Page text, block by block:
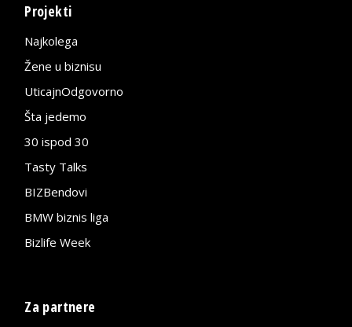
Projekti
Najkolega
Žene u biznisu
UticajnOdgovorno
Šta jedemo
30 ispod 30
Tasty Talks
BIZBendovi
BMW biznis liga
Bizlife Week
Za partnere